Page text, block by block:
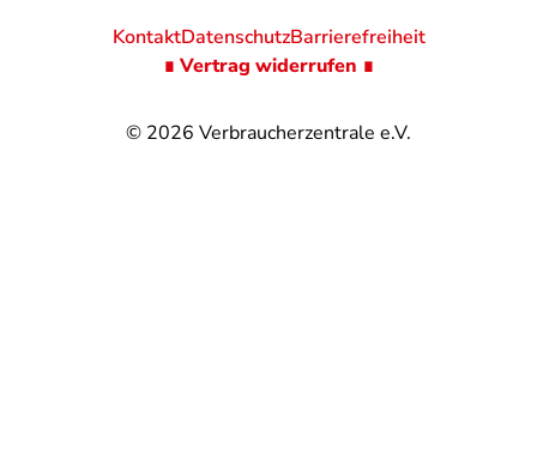
© 2026 Verbraucherzentrale e.V.
KontaktDatenschutzBarrierefreiheit
∎ Vertrag widerrufen ∎